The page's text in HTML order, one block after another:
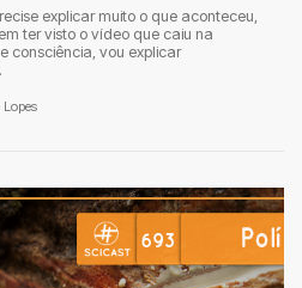
explicar muito o que aconteceu,
ter visto o vídeo que caiu na
consciência, vou explicar